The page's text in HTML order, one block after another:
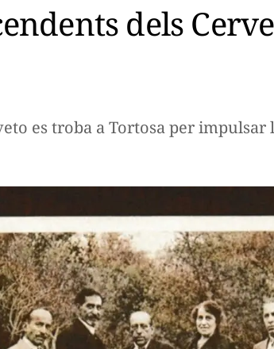
dels
es troba a Tortosa per